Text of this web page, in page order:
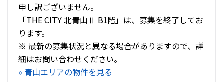
申し訳ございません。
「THE CITY 北青山Ⅱ B1階」は、募集を終了してお
ります。
※ 最新の募集状況と異なる場合がありますので、詳
細はお問い合わせください。
» 青山エリアの物件を見る